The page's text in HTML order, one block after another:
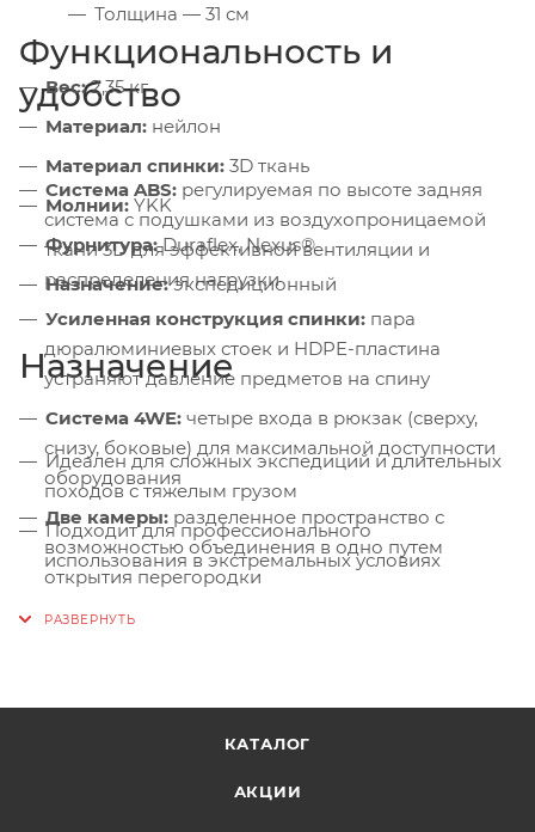
Толщина — 31 см
Вес:2,35 кг
Материал: нейлон
Материал спинки: 3D ткань
Молнии: YKK
Фурнитура:Duraflex, Nexus®
Назначение:экспедиционный
Функциональность и
удобство
Система ABS: регулируемая по высоте задняя
система с подушками из воздухопроницаемой
ткани 3D для эффективной вентиляции и
распределения нагрузки
Усиленная конструкция спинки: пара
дюралюминиевых стоек и HDPE-пластина
устраняют давление предметов на спину
Система 4WE: четыре входа в рюкзак (сверху,
снизу, боковые) для максимальной доступности
оборудования
Две камеры: разделенное пространство с
возможностью объединения в одно путем
открытия перегородки
Съемная крышка:
крышки с клипсой для ключей, внешний на
крышке для аптечки, просторные боковые на
Назначение
Идеален для сложных экспедиций и длительных
походов с тяжелым грузом
Подходит для профессионального
использования в экстремальных условиях
КАТАЛОГ
АКЦИИ